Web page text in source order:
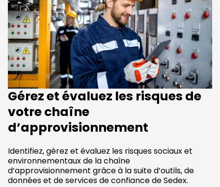
Gérez et évaluez les risques de
votre chaîne
d’approvisionnement
Identifiez, gérez et évaluez les risques sociaux et
environnementaux de la chaîne
d’approvisionnement grâce à la suite d’outils, de
données et de services de confiance de Sedex.